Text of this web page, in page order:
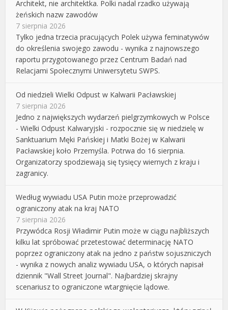
Architekt, nie architektka. Polki nadal rzadko używają
żeńskich nazw zawodów
7 sierpnia 2026
Tylko jedna trzecia pracujących Polek używa feminatywów
do określenia swojego zawodu - wynika z najnowszego
raportu przygotowanego przez Centrum Badań nad
Relacjami Społecznymi Uniwersytetu SWPS.
Od niedzieli Wielki Odpust w Kalwarii Pacławskiej
7 sierpnia 2026
Jedno z największych wydarzeń pielgrzymkowych w Polsce
- Wielki Odpust Kalwaryjski - rozpocznie się w niedzielę w
Sanktuarium Męki Pańskiej i Matki Bożej w Kalwarii
Pacławskiej koło Przemyśla. Potrwa do 16 sierpnia.
Organizatorzy spodziewają się tysięcy wiernych z kraju i
zagranicy.
Według wywiadu USA Putin może przeprowadzić
ograniczony atak na kraj NATO
7 sierpnia 2026
Przywódca Rosji Władimir Putin może w ciągu najbliższych
kilku lat spróbować przetestować determinację NATO
poprzez ograniczony atak na jedno z państw sojuszniczych
- wynika z nowych analiz wywiadu USA, o których napisał
dziennik "Wall Street Journal". Najbardziej skrajny
scenariusz to ograniczone wtargnięcie lądowe.